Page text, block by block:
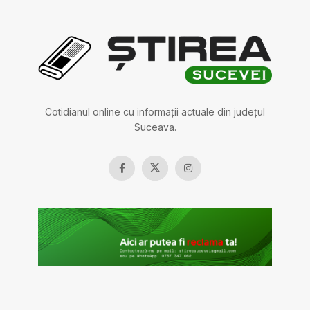
Cotidianul online cu informații actuale din județul
Suceava.